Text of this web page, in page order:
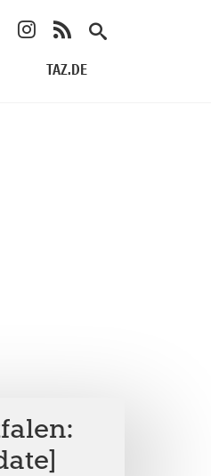
TAZ.DE